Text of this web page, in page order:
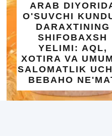
DIYORIDA
KUNDUR
AQL,
UMUMIY
UCHUN
NE'MAT